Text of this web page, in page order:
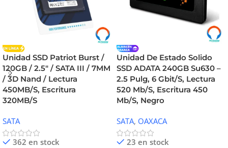
Unidad SSD Patriot Burst /
120GB / 2.5″ / SATA III / 7MM
/ 3D Nand / Lectura
450MB/S, Escritura
320MB/S
SATA
362 en stock
Unidad De Estado Solido
SSD ADATA 240GB Su630 –
2.5 Pulg, 6 Gbit/S, Lectura
520 Mb/S, Escritura 450
Mb/S, Negro
SATA, OAXACA
23 en stock